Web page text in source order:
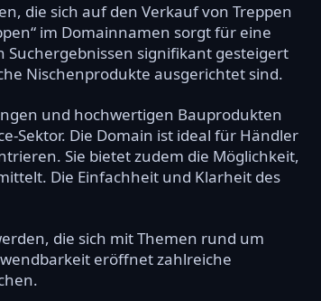
die sich auf den Verkauf von Treppen
im Domainnamen sorgt für eine
Suchergebnissen signifikant gesteigert
Nischenprodukte ausgerichtet sind.
und hochwertigen Bauprodukten
Sektor. Die Domain ist ideal für Händler
Sie bietet zudem die Möglichkeit,
Die Einfachheit und Klarheit des
die sich mit Themen rund um
eröffnet zahlreiche